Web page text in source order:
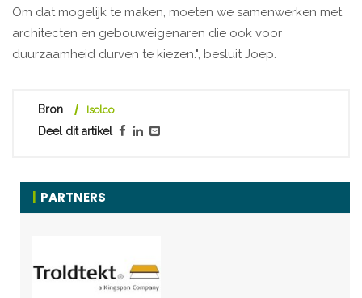
Om dat mogelijk te maken, moeten we samenwerken met
architecten en gebouweigenaren die ook voor
duurzaamheid durven te kiezen.", besluit Joep.
Bron Isolco
Deel dit artikel
PARTNERS